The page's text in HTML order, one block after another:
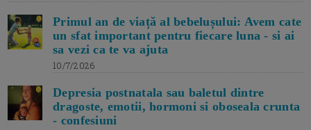
Primul an de viață al bebelușului: Avem cate
un sfat important pentru fiecare luna - si ai
sa vezi ca te va ajuta
10/7/2026
Depresia postnatala sau baletul dintre
dragoste, emotii, hormoni si oboseala crunta
- confesiuni